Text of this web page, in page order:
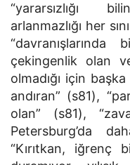
“yararsızlığı
arlanmazlığı her
“davranışlarında
çekingenlik olan
olmadığı için
andıran” (s81),
olan” (s81),
Petersburg’da
“Kırıtkan,